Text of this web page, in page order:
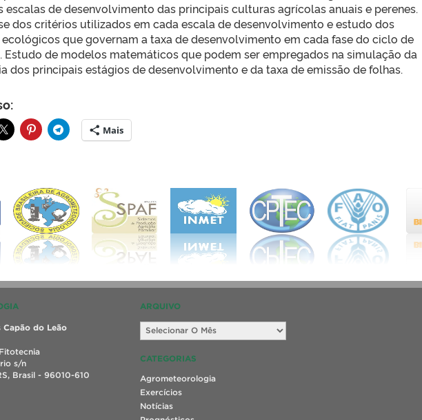
escalas de desenvolvimento das principais culturas agrícolas anuais e perenes.
dos critérios utilizados em cada escala de desenvolvimento e estudo dos
que governam a taxa de desenvolvimento em cada fase do ciclo de
Estudo de modelos matemáticos que podem ser empregados na simulação da
dos principais estágios de desenvolvimento e da taxa de emissão de folhas.
Mais
Capão do Leão
s/n
Brasil - 96010-610
ARQUIVO
Arquivo
CATEGORIAS
Agrometeorologia
Exercícios
Notícias